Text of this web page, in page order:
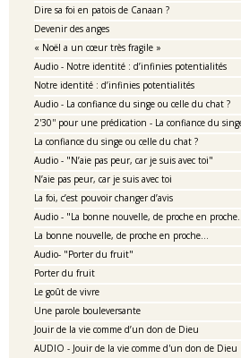
Dire sa foi en patois de Canaan ?
Devenir des anges
« Noël a un cœur très fragile »
Audio - Notre identité : d’infinies potentialités
Notre identité : d’infinies potentialités
Audio - La confiance du singe ou celle du chat ?
2'30'' pour une prédication - La confiance du
La confiance du singe ou celle du chat ?
Audio - "N’aie pas peur, car je suis avec toi"
N’aie pas peur, car je suis avec toi
La foi, c’est pouvoir changer d’avis
Audio - "La bonne nouvelle, de proche en
La bonne nouvelle, de proche en proche…
Audio- "Porter du fruit"
Porter du fruit
Le goût de vivre
Une parole bouleversante
Jouir de la vie comme d’un don de Dieu
AUDIO - Jouir de la vie comme d'un don de Dieu